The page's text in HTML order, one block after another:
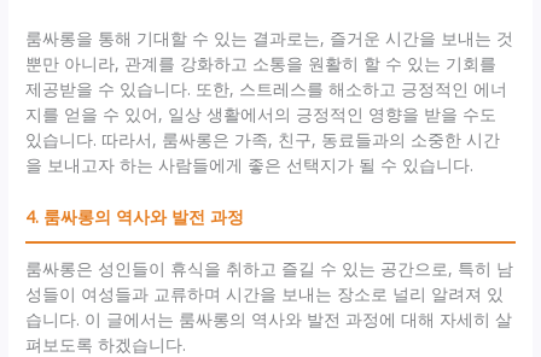
룸싸롱을 통해 기대할 수 있는 결과로는, 즐거운 시간을 보내는 것
뿐만 아니라, 관계를 강화하고 소통을 원활히 할 수 있는 기회를
제공받을 수 있습니다. 또한, 스트레스를 해소하고 긍정적인 에너
지를 얻을 수 있어, 일상 생활에서의 긍정적인 영향을 받을 수도
있습니다. 따라서, 룸싸롱은 가족, 친구, 동료들과의 소중한 시간
을 보내고자 하는 사람들에게 좋은 선택지가 될 수 있습니다.
4. 룸싸롱의 역사와 발전 과정
룸싸롱은 성인들이 휴식을 취하고 즐길 수 있는 공간으로, 특히 남
성들이 여성들과 교류하며 시간을 보내는 장소로 널리 알려져 있
습니다. 이 글에서는 룸싸롱의 역사와 발전 과정에 대해 자세히 살
펴보도록 하겠습니다.